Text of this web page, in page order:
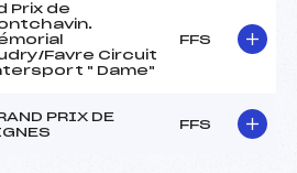
Prix de
Favre Circuit
" Dame"
FFS
PRIX DE
FFS